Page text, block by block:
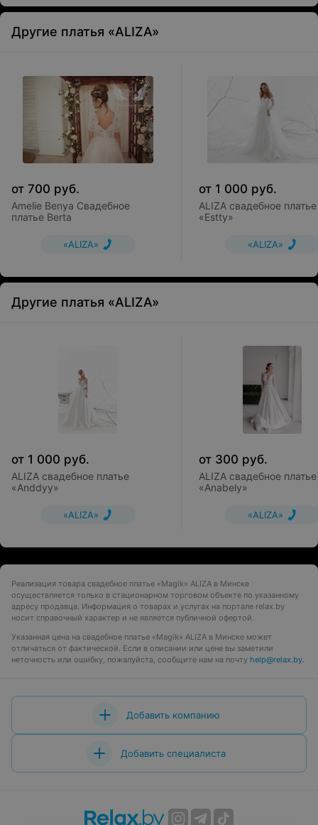
Другие платья «ALIZA»
от 700 руб.
Amelie Benya Свадебное
платье Berta
«ALIZA»
от 1 000 руб.
ALIZA свадебное платье
«Estty»
«ALIZA»
Другие платья «ALIZA»
от 1 000 руб.
ALIZA свадебное платье
«Anddyy»
«ALIZA»
от 300 руб.
ALIZA свадебное платье
«Anabely»
«ALIZA»
Реализация товара свадебное платье «Magik» ALIZA в Минске
осуществляется только в стационарном торговом объекте по указанному
адресу продавца. Информация о товарах и услугах на портале relax.by
носит справочный характер и не является публичной офертой.
Указанная цена на свадебное платье «Magik» ALIZA в Минске может
отличаться от фактической. Если в описании или цене вы заметили
неточность или ошибку, пожалуйста, сообщите нам на почту help@relax.by.
Добавить компанию
Добавить специалиста